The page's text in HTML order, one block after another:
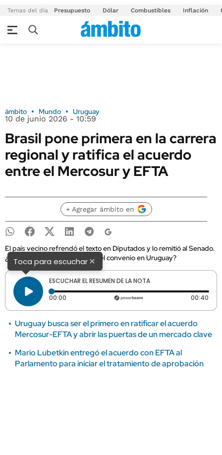
Temas del día Presupuesto Dólar Combustibles Inflación
ámbito Mundo Uruguay
10 de junio 2026 - 10:59
Brasil pone primera en la carrera
regional y ratifica el acuerdo
entre el Mercosur y EFTA
+ Agregar ámbito en
El país vecino refrendó el texto en Diputados y lo remitió al Senado.
¿Cómo avanza la aprobación del convenio en Uruguay?
Toca para escuchar×
ESCUCHAR EL RESUMEN DE LA NOTA
00:00 Tiempo transcurrido: 0 segundos 00:40
Uruguay busca ser el primero en ratificar el acuerdo
Mercosur-EFTA y abrir las puertas de un mercado clave
Mario Lubetkin entregó el acuerdo con EFTA al
Parlamento para iniciar el tratamiento de aprobación